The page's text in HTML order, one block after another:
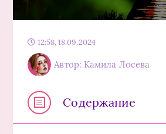
12:58, 18.09.2024
Автор: Камила Лосева
Содержание